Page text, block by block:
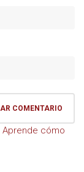
Aprende cómo